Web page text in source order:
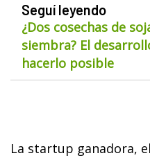
Seguí leyendo
¿Dos cosechas de
siembra? El
hacerlo posible
La startup ganadora,